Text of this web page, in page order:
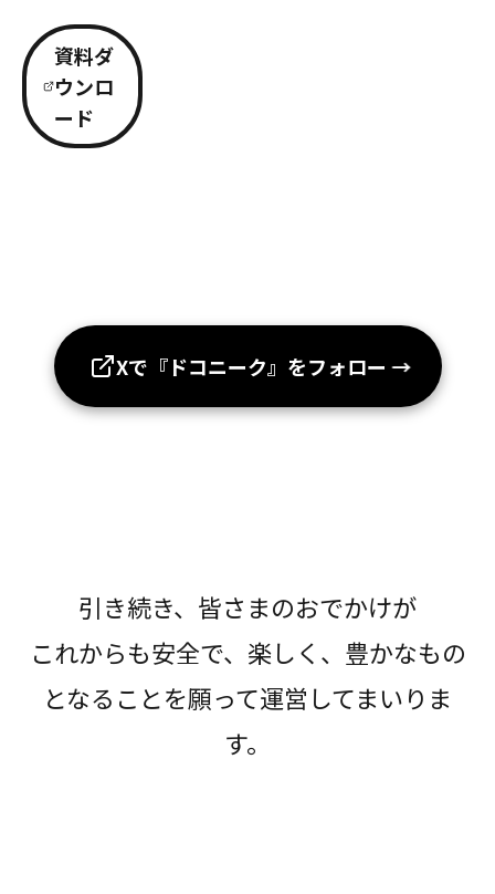
資料ダ
ウンロ
ード
Xで『ドコニーク』をフォロー →
引き続き、皆さまのおでかけが
これからも安全で、楽しく、豊かなもの
となることを願って運営してまいりま
す。